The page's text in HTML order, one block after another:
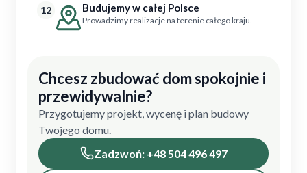
12 Budujemy w całej Polsce
Prowadzimy realizacje na terenie całego kraju.
Chcesz zbudować dom spokojnie i
przewidywalnie?
Przygotujemy projekt, wycenę i plan budowy
Twojego domu.
Zadzwoń: +48 504 496 497